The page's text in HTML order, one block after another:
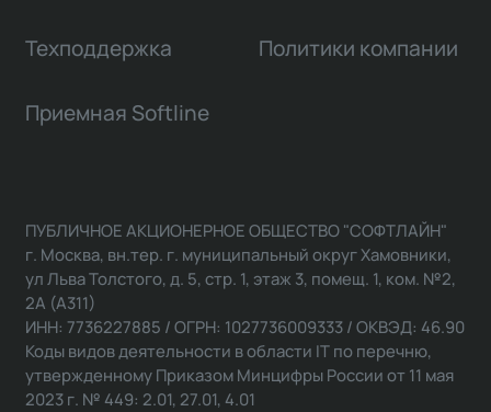
Техподдержка Политики компании
Приемная Softline
ПУБЛИЧНОЕ АКЦИОНЕРНОЕ ОБЩЕСТВО "СОФТЛАЙН"
г. Москва, вн.тер. г. муниципальный округ Хамовники,
ул Льва Толстого, д. 5, стр. 1, этаж 3, помещ. 1, ком. №2,
2А (А311)
ИНН: 7736227885 / ОГРН: 1027736009333 / ОКВЭД: 46.90
Коды видов деятельности в области IT по перечню,
утвержденному Приказом Минцифры России от 11 мая
2023 г. № 449: 2.01, 27.01, 4.01